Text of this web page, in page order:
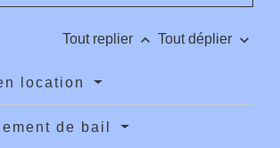
Tout replier keyboard_arrow_up Tout déplier keyboard_arrow_down
location
de bail